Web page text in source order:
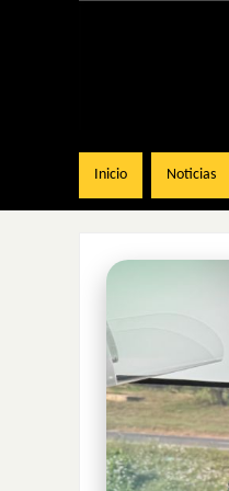
Inicio Noticias